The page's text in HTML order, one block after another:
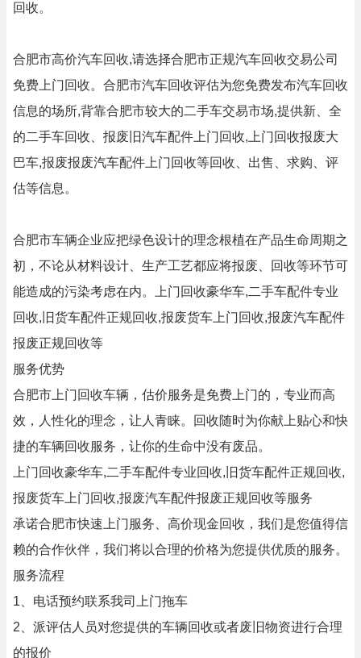
回收。
合肥市高价汽车回收,请选择合肥市正规汽车回收交易公司
免费上门回收。合肥市汽车回收评估为您免费发布汽车回收
信息的场所,背靠合肥市较大的二手车交易市场,提供新、全
的二手车回收、报废旧汽车配件上门回收,上门回收报废大
巴车,报废报废汽车配件上门回收等回收、出售、求购、评
估等信息。
合肥市车辆企业应把绿色设计的理念根植在产品生命周期之
初，不论从材料设计、生产工艺都应将报废、回收等环节可
能造成的污染考虑在内。上门回收豪华车,二手车配件专业
回收,旧货车配件正规回收,报废货车上门回收,报废汽车配件
报废正规回收等
服务优势
合肥市上门回收车辆，估价服务是免费上门的，专业而高
效，人性化的理念，让人青睐。回收随时为你献上贴心和快
捷的车辆回收服务，让你的生命中没有废品。
上门回收豪华车,二手车配件专业回收,旧货车配件正规回收,
报废货车上门回收,报废汽车配件报废正规回收等服务
承诺合肥市快速上门服务、高价现金回收，我们是您值得信
赖的合作伙伴，我们将以合理的价格为您提供优质的服务。
服务流程
1、电话预约联系我司上门拖车
2、派评估人员对您提供的车辆回收或者废旧物资进行合理
的报价